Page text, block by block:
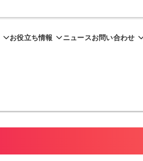
お役立ち情報 ニュースお問い合わせ